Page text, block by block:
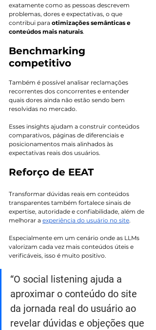
exatamente como as pessoas descrevem
problemas, dores e expectativas, o que
contribui para otimizações semânticas e
conteúdos mais naturais.
Benchmarking
competitivo
Também é possível analisar reclamações
recorrentes dos concorrentes e entender
quais dores ainda não estão sendo bem
resolvidas no mercado.
Esses insights ajudam a construir conteúdos
comparativos, páginas de diferenciais e
posicionamentos mais alinhados às
expectativas reais dos usuários.
Reforço de EEAT
Transformar dúvidas reais em conteúdos
transparentes também fortalece sinais de
expertise, autoridade e confiabilidade, além de
melhorar a experiência do usuário no site.
Especialmente em um cenário onde as LLMs
valorizam cada vez mais conteúdos úteis e
verificáveis, isso é muito positivo.
“O social listening ajuda a
aproximar o conteúdo do site
da jornada real do usuário ao
revelar dúvidas e objeções que